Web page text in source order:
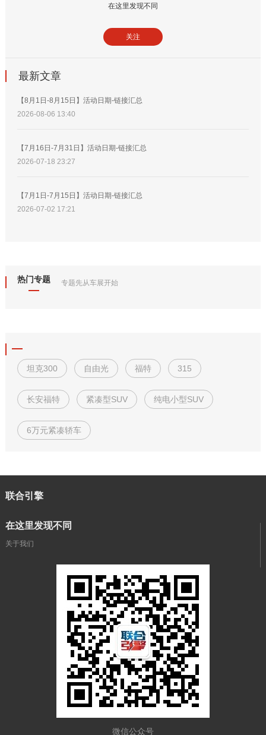
在这里发现不同
关注
最新文章
【8月1日-8月15日】活动日期-链接汇总
2026-08-06 13:40
【7月16日-7月31日】活动日期-链接汇总
2026-07-18 23:27
【7月1日-7月15日】活动日期-链接汇总
2026-07-02 17:21
热门专题 专题先从车展开始
坦克300 自由光 福特 315
长安福特 紧凑型SUV 纯电小型SUV
6万元紧凑轿车
联合引擎
在这里发现不同
关于我们
微信公众号